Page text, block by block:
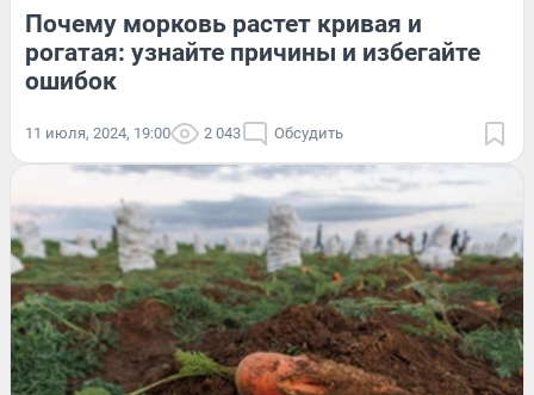
Почему морковь растет кривая и
рогатая: узнайте причины и избегайте
ошибок
11 июля, 2024, 19:00 2 043 Обсудить